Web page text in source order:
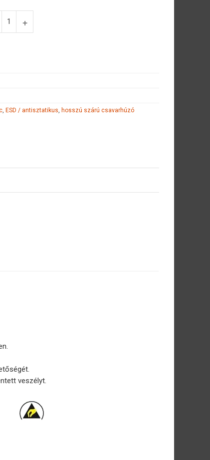
, ESD / antisztatikus, hosszú szárú csavarhúzó
veszélyt.